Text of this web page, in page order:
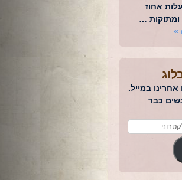
אחוז
ומתוקות …
»
במייל.
147 אנשים כבר